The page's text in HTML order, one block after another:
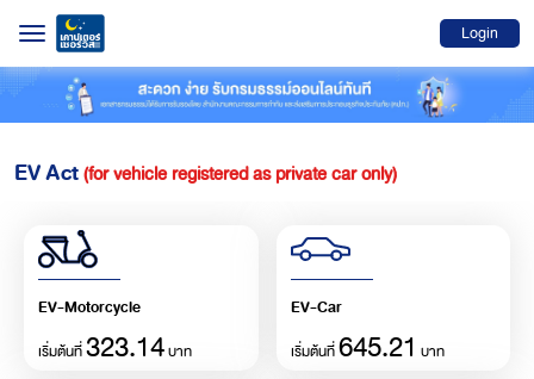
Login
EV Act(for vehicle registered as private car only)
EV-Motorcycle
เริ่มต้นที่323.14บาท
EV-Car
เริ่มต้นที่645.21 บาท